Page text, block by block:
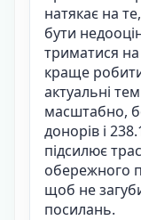
натякає на
бути
триматися
краще
актуальні
масштабно,
донорів і
підсилює
обережного
щоб не
посилань.